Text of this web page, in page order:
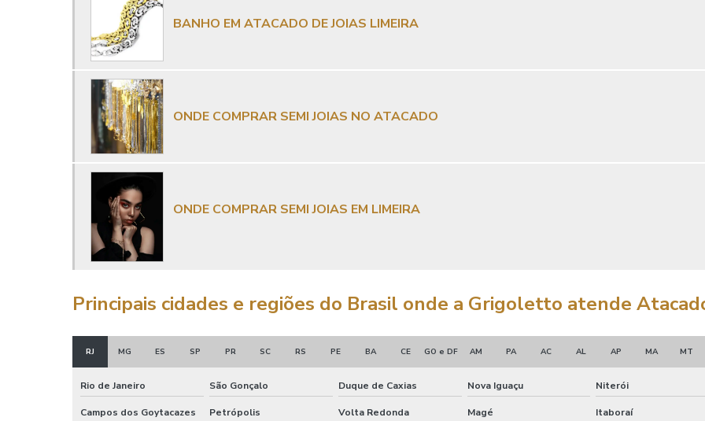
BANHO EM ATACADO DE JOIAS LIMEIRA
ONDE COMPRAR SEMI JOIAS NO ATACADO
ONDE COMPRAR SEMI JOIAS EM LIMEIRA
Principais cidades e regiões do Brasil onde a Grigoletto atende
RJ MG ES SP PR SC RS PE BA CE GO e DF AM PA AC AL AP MA MT
Rio de Janeiro São Gonçalo Duque de Caxias Nova Iguaçu Niterói
Campos dos Goytacazes Petrópolis Volta Redonda Magé Itaboraí